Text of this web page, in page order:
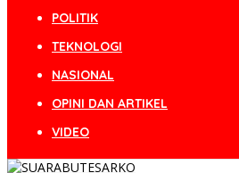
POLITIK
TEKNOLOGI
NASIONAL
OPINI DAN ARTIKEL
VIDEO